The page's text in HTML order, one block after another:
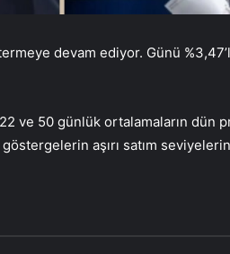
devam ediyor. Günü
ve 50 günlük ortalamaların dün
aşırı satım